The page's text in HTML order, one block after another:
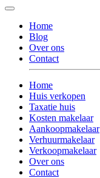
Home
Blog
Over ons
Contact
Home
Huis verkopen
Taxatie huis
Kosten makelaar
Aankoopmakelaar
Verhuurmakelaar
Verkoopmakelaar
Over ons
Contact